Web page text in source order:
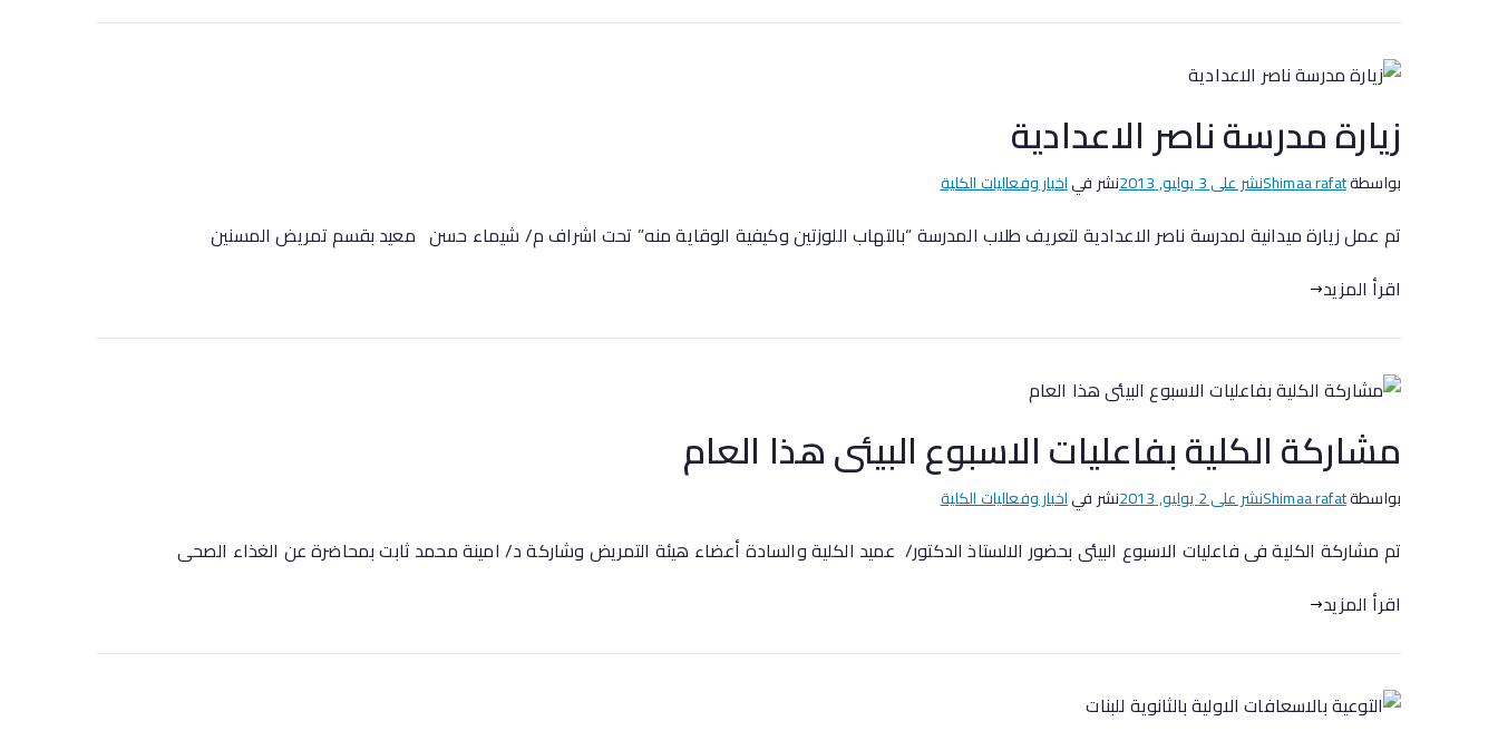
زيارة مدرسة ناصر الاعدادية
بواسطةShimaa rafatنشر على3 يوليو, 2013 نشر فياخبار وفعاليات الكلية
تم عمل زيارة ميدانية لمدرسة ناصر الاعدادية لتعريف طلاب المدرسة “بالتهاب اللوزتين وكيفية الوقاية منه” تحت اشراف م/ شيماء حسن معيد بقسم تمريض المسنين
اقرأ المزيد
مشاركة الكلية بفاعليات الاسبوع البيئى هذا العام
بواسطةShimaa rafatنشر على2 يوليو, 2013 نشر فياخبار وفعاليات الكلية
تم مشاركة الكلية فى فاعليات الاسبوع البيئى بحضور الالستاذ الدكتور/ عميد الكلية والسادة أعضاء هيئة التمريض وشاركة د/ امينة محمد ثابت بمحاضرة عن الغذاء الصحى
اقرأ المزيد